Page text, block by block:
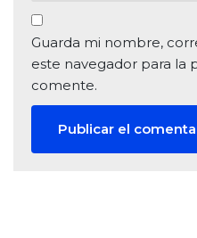
Guarda mi nombre,
este navegador para la
comente.